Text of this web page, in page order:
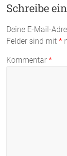
Schreibe
Deine E-Mail-
Felder sind mit*
Kommentar*